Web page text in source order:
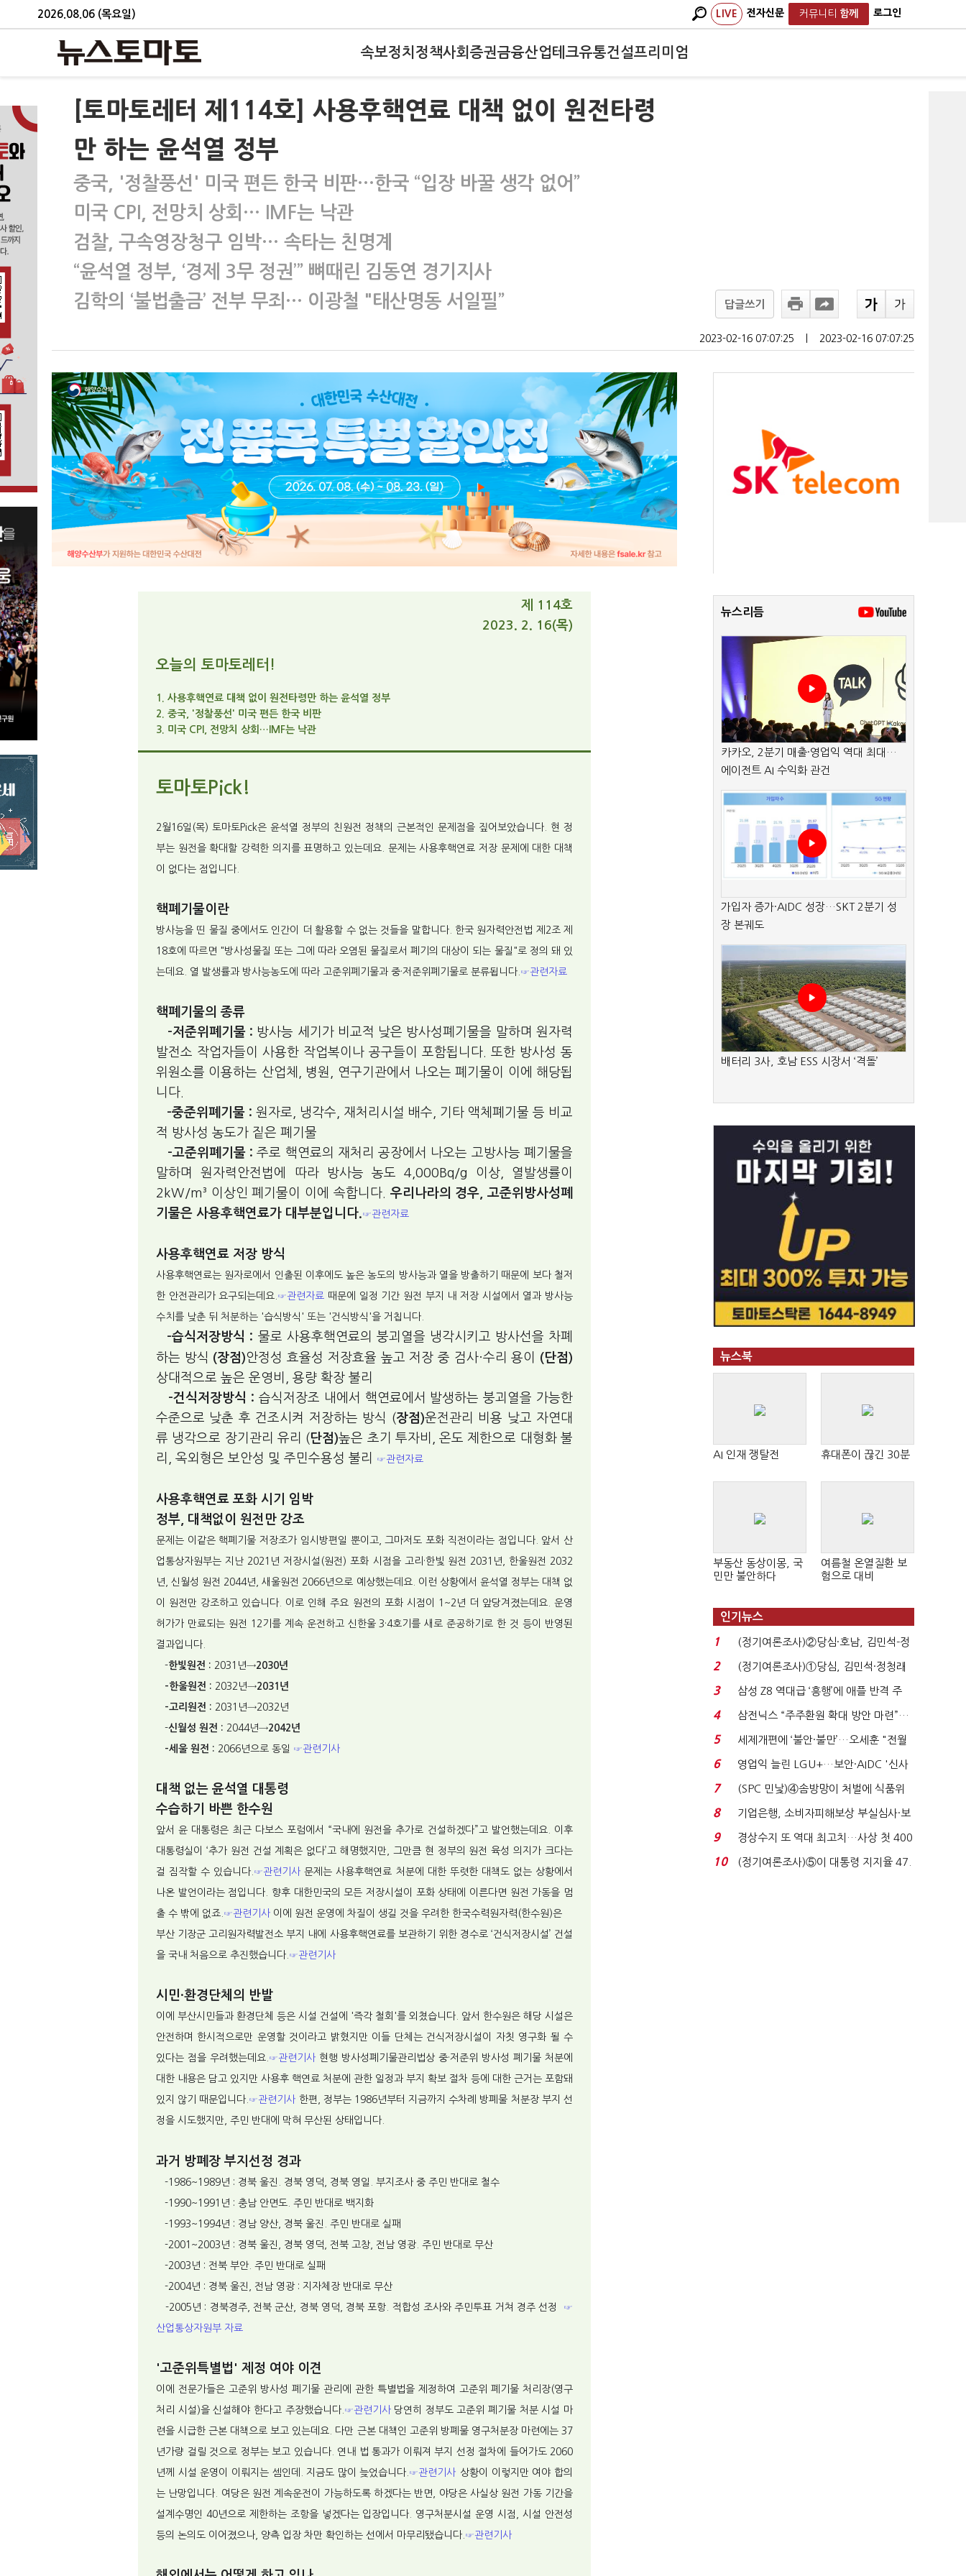
2026.08.06 (목요일) LIVE 전자신문 커뮤니티 함께 로그인
속보정치 정책사회 증권금융산업테크유통건설프리미엄
[토마토레터 제114호] 사용후핵연료 대책 없이 원전타령
만 하는 윤석열 정부
중국, '정찰풍선' 미국 편든 한국 비판…한국 “입장 바꿀 생각 없어”
미국 CPI, 전망치 상회… IMF는 낙관
검찰, 구속영장청구 임박… 속타는 친명계
“윤석열 정부, ‘경제 3무 정권’” 뼈때린 김동연 경기지사
김학의 ‘불법출금’ 전부 무죄… 이광철 "태산명동 서일필”
답글쓰기
2023-02-16 07:07:25 2023-02-16 07:07:25
제 114호
2023. 2. 16(목)
오늘의 토마토레터!
1. 사용후핵연료 대책 없이 원전타령만 하는 윤석열 정부
2. 중국, '정찰풍선' 미국 편든 한국 비판
3. 미국 CPI, 전망치 상회…IMF는 낙관
토마토Pick!
2월16일(목) 토마토Pick은 윤석열 정부의 친원전 정책의 근본적인 문제점을 짚어보았습니다. 현 정
부는 원전을 확대할 강력한 의지를 표명하고 있는데요. 문제는 사용후핵연료 저장 문제에 대한 대책
이 없다는 점입니다.
핵폐기물이란
방사능을 띤 물질 중에서도 인간이 더 활용할 수 없는 것들을 말합니다. 한국 원자력안전법 제2조 제
18호에 따르면 "방사성물질 또는 그에 따라 오염된 물질로서 폐기의 대상이 되는 물질"로 정의 돼 있
는데요. 열 발생률과 방사능농도에 따라 고준위폐기물과 중·저준위폐기물로 분류됩니다. ☞관련자료
핵폐기물의 종류
-저준위폐기물 : 방사능 세기가 비교적 낮은 방사성폐기물을 말하며 원자력
발전소 작업자들이 사용한 작업복이나 공구들이 포함됩니다. 또한 방사성 동
위원소를 이용하는 산업체, 병원, 연구기관에서 나오는 폐기물이 이에 해당됩
니다.
-중준위폐기물 : 원자로, 냉각수, 재처리시설 배수, 기타 액체폐기물 등 비교
적 방사성 농도가 짙은 폐기물
-고준위폐기물 :주로 핵연료의 재처리 공장에서 나오는 고방사능 폐기물을
말하며 원자력안전법에 따라 방사능 농도 4,000Bq/g 이상, 열발생률이
2kW/m³ 이상인 폐기물이 이에 속합니다. 우리나라의 경우, 고준위방사성폐
기물은 사용후핵연료가 대부분입니다.☞관련자료
사용후핵연료 저장 방식
사용후핵연료는 원자로에서 인출된 이후에도 높은 농도의 방사능과 열을 방출하기 때문에 보다 철저
한 안전관리가 요구되는데요. ☞관련자료 때문에 일정 기간 원전 부지 내 저장 시설에서 열과 방사능
수치를 낮춘 뒤 처분하는 '습식방식' 또는 '건식방식'을 거칩니다.
-습식저장방식 : 물로 사용후핵연료의 붕괴열을 냉각시키고 방사선을 차폐
하는 방식 (장점)안정성 효율성 저장효율 높고 저장 중 검사·수리 용이 (단점)
상대적으로 높은 운영비, 용량 확장 불리
-건식저장방식 :습식저장조 내에서 핵연료에서 발생하는 붕괴열을 가능한
수준으로 낮춘 후 건조시켜 저장하는 방식 (장점)운전관리 비용 낮고 자연대
류 냉각으로 장기관리 유리 (단점)높은 초기 투자비, 온도 제한으로 대형화 불
리, 옥외형은 보안성 및 주민수용성 불리
☞관련자료
사용후핵연료 포화 시기 임박
정부, 대책없이 원전만 강조
문제는 이같은 핵폐기물 저장조가 임시방편일 뿐이고, 그마저도 포화 직전이라는 점입니다. 앞서 산
업통상자원부는 지난 2021년 저장시설(원전) 포화 시점을 고리·한빛 원전 2031년, 한울원전 2032
년, 신월성 원전 2044년, 새울원전 2066년으로 예상했는데요. 이런 상황에서 윤석열 정부는 대책 없
이 원전만 강조하고 있습니다. 이로 인해 주요 원전의 포화 시점이 1~2년 더 앞당겨졌는데요. 운영
허가가 만료되는 원전 12기를 계속 운전하고 신한울 3·4호기를 새로 준공하기로 한 것 등이 반영된
결과입니다.
-한빛원전 : 2031년→2030년
-한울원전 : 2032년→2031년
-고리원전 : 2031년→2032년
-신월성 원전 : 2044년→2042년
-세울 원전 : 2066년으로 동일 ☞관련기사
대책 없는 윤석열 대통령
수습하기 바쁜 한수원
앞서 윤 대통령은 최근 다보스 포럼에서 “국내에 원전을 추가로 건설하겠다”고 발언했는데요. 이후
대통령실이 ‘추가 원전 건설 계획은 없다’고 해명했지만, 그만큼 현 정부의 원전 육성 의지가 크다는
걸 짐작할 수 있습니다. ☞관련기사 문제는 사용후핵연료 처분에 대한 뚜렷한 대책도 없는 상황에서
나온 발언이라는 점입니다. 향후 대한민국의 모든 저장시설이 포화 상태에 이른다면 원전 가동을 멈
출 수 밖에 없죠. ☞관련기사 이에 원전 운영에 차질이 생길 것을 우려한 한국수력원자력(한수원)은
부산 기장군 고리원자력발전소 부지 내에 사용후핵연료를 보관하기 위한 경수로 ‘건식저장시설’ 건설
을 국내 처음으로 추진했습니다. ☞관련기사
시민·환경단체의 반발
이에 부산시민들과 환경단체 등은 시설 건설에 '즉각 철회'를 외쳤습니다. 앞서 한수원은 해당 시설은
안전하며 한시적으로만 운영할 것이라고 밝혔지만 이들 단체는 건식저장시설이 자칫 영구화 될 수
있다는 점을 우려했는데요. ☞관련기사 현행 방사성폐기물관리법상 중·저준위 방사성 폐기물 처분에
대한 내용은 담고 있지만 사용후 핵연료 처분에 관한 일정과 부지 확보 절차 등에 대한 근거는 포함돼
있지 않기 때문입니다. ☞관련기사 한편, 정부는 1986년부터 지금까지 수차례 방폐물 처분장 부지 선
정을 시도했지만, 주민 반대에 막혀 무산된 상태입니다.
과거 방폐장 부지선정 경과
-1986~1989년 : 경북 울진. 경북 영덕, 경북 영일. 부지조사 중 주민 반대로 철수
-1990~1991년 : 충남 안면도. 주민 반대로 백지화
-1993~1994년 : 경남 양산, 경북 울진. 주민 반대로 실패
-2001~2003년 : 경북 울진, 경북 영덕, 전북 고창, 전남 영광. 주민 반대로 무산
-2003년 : 전북 부안. 주민 반대로 실패
-2004년 : 경북 울진, 전남 영광 : 지자체장 반대로 무산
-2005년 : 경북경주, 전북 군산, 경북 영덕, 경북 포항. 적합성 조사와 주민투표 거쳐 경주 선정 ☞
산업통상자원부 자료
'고준위특별법' 제정 여야 이견
이에 전문가들은 고준위 방사성 폐기물 관리에 관한 특별법을 제정하여 고준위 폐기물 처리장(영구
처리 시설)을 신설해야 한다고 주장했습니다. ☞관련기사당연히 정부도 고준위 폐기물 처분 시설 마
련을 시급한 근본 대책으로 보고 있는데요. 다만 근본 대책인 고준위 방폐물 영구처분장 마련에는 37
년가량 걸릴 것으로 정부는 보고 있습니다. 연내 법 통과가 이뤄져 부지 선정 절차에 들어가도 2060
년께 시설 운영이 이뤄지는 셈인데. 지금도 많이 늦었습니다. ☞관련기사 상황이 이렇지만 여야 합의
는 난망입니다. 여당은 원전 계속운전이 가능하도록 하겠다는 반면, 야당은 사실상 원전 가동 기간을
설계수명인 40년으로 제한하는 조항을 넣겠다는 입장입니다. 영구처분시설 운영 시점, 시설 안전성
등의 논의도 이어졌으나, 양측 입장 차만 확인하는 선에서 마무리됐습니다. ☞관련기사
뉴스리듬
카카오, 2분기 매출·영업익 역대 최대…
에이전트 AI 수익화 관건
가입자 증가·AIDC 성장…SKT 2분기 성
장 본궤도
배터리 3사, 호남 ESS 시장서 ‘격돌’
뉴스북
AI 인재 쟁탈전 휴대폰이 끊긴 30분
부동산 동상이몽, 국
민만 불안하다
여름철 온열질환 보
험으로 대비
인기뉴스
1
(정기여론조사)②당심·호남, 김민석-정
청래 '초접전'...
2
(정기여론조사)①당심, 김민석·정청래
'초접전'…대통령 ...
3
삼성 Z8 역대급 ‘흥행’에 애플 반격 주
목…9월 ‘폴...
4
삼전닉스 “주주환원 확대 방안 마련”…
로이터에 성명...
5
세제개편에 ‘불안·불만’…오세훈 "전월
세 구하기 더 ...
6
영업익 늘린 LGU+…보안·AIDC '신사
업 드라이브'...
7
(SPC 민낯)④솜방망이 처벌에 식품위
생법 위반 반복...
8
기업은행, 소비자피해보상 부실심사·보
이스피싱 공시 ...
9
경상수지 또 역대 최고치…사상 첫 400
억달러에 '3% 성...
10
(정기여론조사)⑤이 대통령 지지율 47.